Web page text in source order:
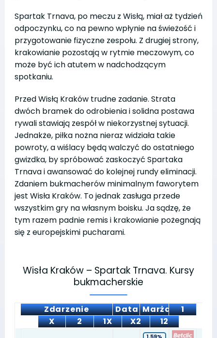
Spartak Trnava, po meczu z Wisłą, miał aż tydzień
odpoczynku, co na pewno wpłynie na świeżość i
przygotowanie fizyczne zespołu. Z drugiej strony,
krakowianie pozostają w rytmie meczowym, co
może być ich atutem w nadchodzącym
spotkaniu.
Przed Wisłą Kraków trudne zadanie. Strata
dwóch bramek do odrobienia i solidna postawa
rywali stawiają zespół w niekorzystnej sytuacji.
Jednakże, piłka nożna nieraz widziała takie
powroty, a wiślacy będą walczyć do ostatniego
gwizdka, by spróbować zaskoczyć Spartaka
Trnava i awansować do kolejnej rundy eliminacji.
Zdaniem bukmacherów minimalnym faworytem
jest Wisła Kraków. To jednak zasługa przede
wszystkim gry na własnym boisku. Ja sądzę, że
tym razem padnie remis i krakowianie pożegnają
się z europejskimi pucharami.
Wisła Kraków – Spartak Trnava. Kursy
bukmacherskie
Zdarzenie Data
1
X
2 1X X2 12
Marża